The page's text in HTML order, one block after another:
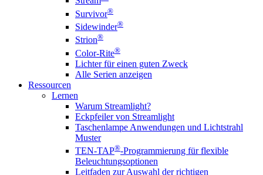
Survivor®
Sidewinder®
Strion®
Color-Rite®
Lichter für einen guten Zweck
Alle Serien anzeigen
Ressourcen
Lernen
Warum Streamlight?
Eckpfeiler von Streamlight
Taschenlampe Anwendungen und Lichtstrahl
Muster
TEN-TAP®-Programmierung für flexible
Beleuchtungsoptionen
Leitfaden zur Auswahl der richtigen